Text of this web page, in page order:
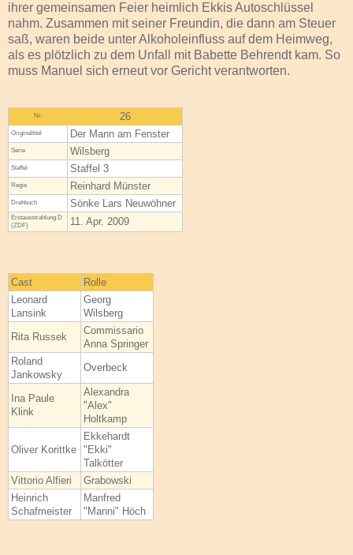
ihrer gemeinsamen Feier heimlich Ekkis Autoschlüssel
nahm. Zusammen mit seiner Freundin, die dann am Steuer
saß, waren beide unter Alkoholeinfluss auf dem Heimweg,
als es plötzlich zu dem Unfall mit Babette Behrendt kam. So
muss Manuel sich erneut vor Gericht verantworten.
Nr. 26
Original­titel Der Mann am Fenster
Serie Wilsberg
Staffel Staffel 3
Regie Reinhard Münster
Drehbuch Sönke Lars Neuwöhner
Erstaus­strahlung D
(ZDF)
11. Apr. 2009
Cast
Rolle
Leonard
Lansink
Georg
Wilsberg
Rita Russek
Commissario
Anna Springer
Roland
Jankowsky
Overbeck
Ina Paule
Klink
Alexandra
"Alex"
Holtkamp
Oliver Korittke
Ekkehardt
"Ekki"
Talkötter
Vittorio Alfieri
Grabowski
Heinrich
Schafmeister
Manfred
"Manni" Höch